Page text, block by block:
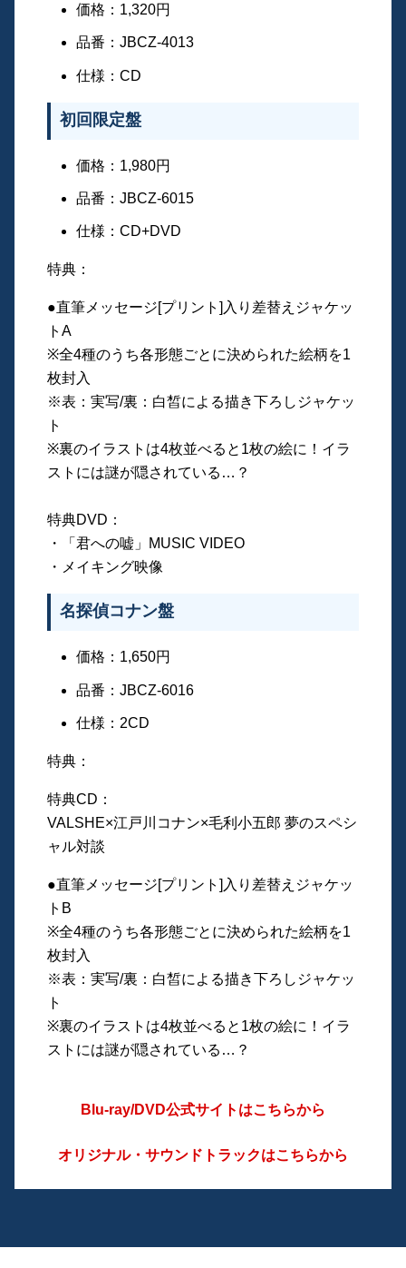
価格：1,320円
品番：JBCZ-4013
仕様：CD
初回限定盤
価格：1,980円
品番：JBCZ-6015
仕様：CD+DVD
特典：
●直筆メッセージ[プリント]入り差替えジャケッ
トA
※全4種のうち各形態ごとに決められた絵柄を1
枚封入
※表：実写/裏：白皙による描き下ろしジャケッ
ト
※裏のイラストは4枚並べると1枚の絵に！イラ
ストには謎が隠されている…？
特典DVD：
・「君への嘘」MUSIC VIDEO
・メイキング映像
名探偵コナン盤
価格：1,650円
品番：JBCZ-6016
仕様：2CD
特典：
特典CD：
VALSHE×江戸川コナン×毛利小五郎 夢のスペシ
ャル対談
●直筆メッセージ[プリント]入り差替えジャケッ
トB
※全4種のうち各形態ごとに決められた絵柄を1
枚封入
※表：実写/裏：白皙による描き下ろしジャケッ
ト
※裏のイラストは4枚並べると1枚の絵に！イラ
ストには謎が隠されている…？
Blu-ray/DVD公式サイトはこちらから
オリジナル・サウンドトラックはこちらから